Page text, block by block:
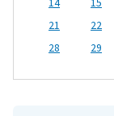
14
15
21
22
28
29